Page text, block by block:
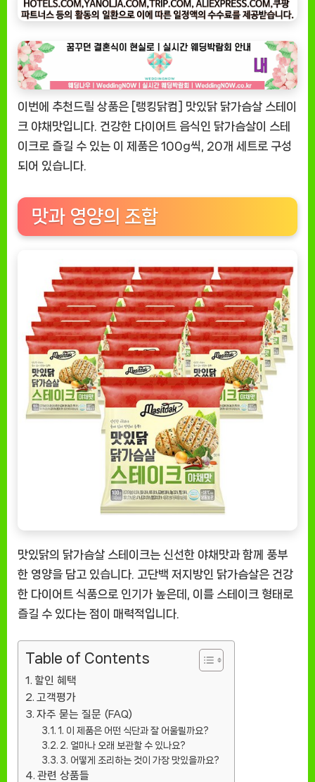
우
ㅣ
인
품]
맛
있
는
크
–
건
강
과
맛
의
조
화
품]
이번에 추천드릴 상품은 [랭킹닭컴] 맛있닭 닭가슴살 스테이
크 야채맛입니다. 건강한 다이어트 음식인 닭가슴살이 스테
이크로 즐길 수 있는 이 제품은 100g씩, 20개 세트로 구성
되어 있습니다.
맛과 영양의 조합
맛있닭의 닭가슴살 스테이크는 신선한 야채맛과 함께 풍부
한 영양을 담고 있습니다. 고단백 저지방인 닭가슴살은 건강
한 다이어트 식품으로 인기가 높은데, 이를 스테이크 형태로
즐길 수 있다는 점이 매력적입니다.
Table of Contents
할인 혜택
고객평가
자주 묻는 질문 (FAQ)
1. 이 제품은 어떤 식단과 잘 어울릴까요?
2. 얼마나 오래 보관할 수 있나요?
3. 어떻게 조리하는 것이 가장 맛있을까요?
관련 상품들